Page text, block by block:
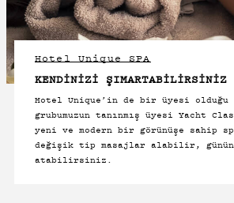
Hotel Unique SPA
KENDINIZI ŞIMARTABILIRSINIZ
Hotel Unique’in de bir üyesi
grubumuzun tanınmış üyesi Yacht
yeni ve modern bir görünüşe sahip
değişik tip masajlar alabilir, günün
atabilirsiniz.